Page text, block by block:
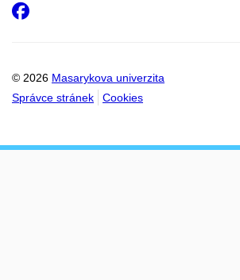
© 2026 Masarykova univerzita
Správce stránek
Cookies
Facebook